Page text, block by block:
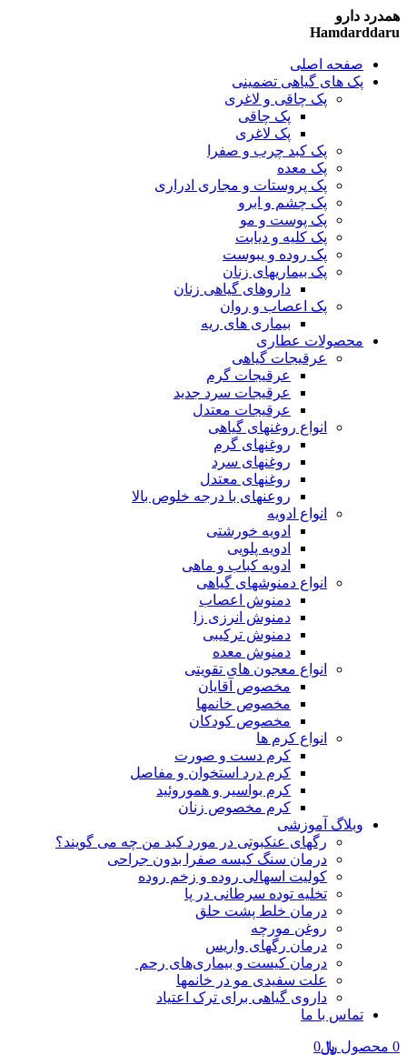
همدرد دارو
Hamdarddaru
صفحه اصلی
پک های گیاهی تضمینی
پک چاقی و لاغری
پک چاقی
پک لاغری
پک کبد چرب و صفرا
پک معده
پک پروستات و مجاری ادراری
پک چشم و ابرو
پک پوست و مو
پک کلیه و دیابت
پک روده و یبوست
پک بیماریهای زنان
داروهای گیاهی زنان
پک اعصاب و روان
بیماری های ریه
محصولات عطاری
عرقیجات گیاهی
عرقیجات گرم
عرقیجات سرد جدید
عرقیجات معتدل
انواع روغنهای گیاهی
روغنهای گرم
روغنهای سرد
روغنهای معتدل
روعنهای با درجه خلوص بالا
انواع ادویه
ادویه خورشتی
ادویه پلویی
ادویه کباب و ماهی
انواع دمنوشهای گیاهی
دمنوش اعصاب
دمنوش انرزی زا
دمنوش ترکیبی
دمنوش معده
انواع معجون های تقویتی
مخصوص آقایان
مخصوص خانمها
مخصوص کودکان
انواع کرم ها
کرم دست و صورت
کرم درد استخوان و مفاصل
کرم بواسیر و هموروئید
کرم مخصوص زنان
وبلاگ آموزشی
رگهای عنکبوتی در مورد کبد من چه می گویند؟
درمان سنگ کیسه صفرا بدون جراحی
کولیت اسهالی روده و زخم روده
تخلیه توده سرطانی در پا
درمان خلط پشت حلق
روغن مورچه
درمان رگهای واریس
درمان کیست و بیماری‌های رحم
علت سفیدی مو در خانمها
داروی گیاهی برای ترک اعتیاد
تماس با ما
0 محصول ﷼0